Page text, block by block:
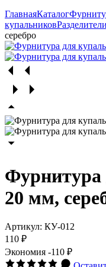
ГлавнаяКаталог
купальниковРазделители
серебро
Фурнитура
20 мм,
Артикул: КУ-012
110 ₽
Экономия -110 ₽